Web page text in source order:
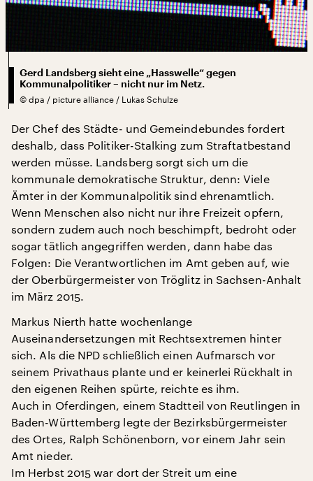
Gerd Landsberg sieht eine „Hasswelle“ gegen
Kommunalpolitiker – nicht nur im Netz.
© dpa / picture alliance / Lukas Schulze
Der Chef des Städte- und Gemeindebundes fordert
deshalb, dass Politiker-Stalking zum Straftatbestand
werden müsse. Landsberg sorgt sich um die
kommunale demokratische Struktur, denn: Viele
Ämter in der Kommunalpolitik sind ehrenamtlich.
Wenn Menschen also nicht nur ihre Freizeit opfern,
sondern zudem auch noch beschimpft, bedroht oder
sogar tätlich angegriffen werden, dann habe das
Folgen: Die Verantwortlichen im Amt geben auf, wie
der Oberbürgermeister von Tröglitz in Sachsen-Anhalt
im März 2015.
Markus Nierth hatte wochenlange
Auseinandersetzungen mit Rechtsextremen hinter
sich. Als die NPD schließlich einen Aufmarsch vor
seinem Privathaus plante und er keinerlei Rückhalt in
den eigenen Reihen spürte, reichte es ihm.
Auch in Oferdingen, einem Stadtteil von Reutlingen in
Baden-Württemberg legte der Bezirksbürgermeister
des Ortes, Ralph Schönenborn, vor einem Jahr sein
Amt nieder.
Im Herbst 2015 war dort der Streit um eine